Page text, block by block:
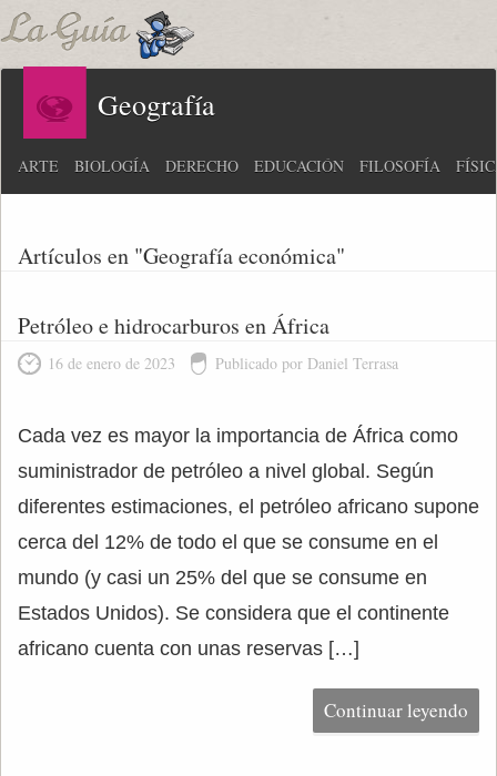
Geografía
ARTE BIOLOGÍA DERECHO EDUCACIÓN FILOSOFÍA
Artículos en "Geografía económica"
Petróleo e hidrocarburos en África
16 de enero de 2023 Publicado por Daniel Terrasa
Cada vez es mayor la importancia de África como
suministrador de petróleo a nivel global. Según
diferentes estimaciones, el petróleo africano supone
cerca del 12% de todo el que se consume en el
mundo (y casi un 25% del que se consume en
Estados Unidos). Se considera que el continente
africano cuenta con unas reservas […]
Continuar leyendo